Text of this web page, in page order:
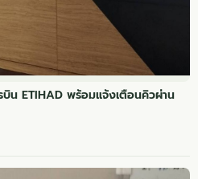
บิน ETIHAD พร้อมแจ้งเตือนคิวผ่าน